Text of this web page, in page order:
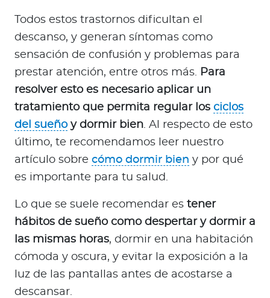
Todos estos trastornos dificultan el
descanso, y generan síntomas como
sensación de confusión y problemas para
prestar atención, entre otros más. Para
resolver esto es necesario aplicar un
tratamiento que permita regular los ciclos
del sueñoy dormir bien. Al respecto de esto
último, te recomendamos leer nuestro
artículo sobre cómo dormir bien y por qué
es importante para tu salud.
Lo que se suele recomendar es tener
hábitos de sueño como despertar y dormir a
las mismas horas, dormir en una habitación
cómoda y oscura, y evitar la exposición a la
luz de las pantallas antes de acostarse a
descansar.